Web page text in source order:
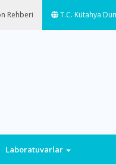
Rehberi T.C. Kütahya
Laboratuvarlar